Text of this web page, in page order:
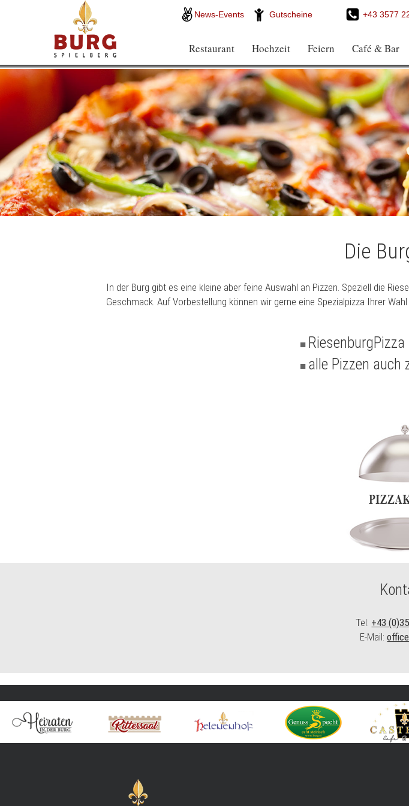
News-Events Gutscheine +43 3577
Restaurant Hochzeit Feiern Café & Bar
Die
In der Burg gibt es eine kleine aber feine Auswahl an Pizzen. Speziell die
Geschmack. Auf Vorbestellung können wir gerne eine Spezialpizza Ihrer
RiesenburgPizza
alle Pizzen auch
Tel: +43
E-Mail: